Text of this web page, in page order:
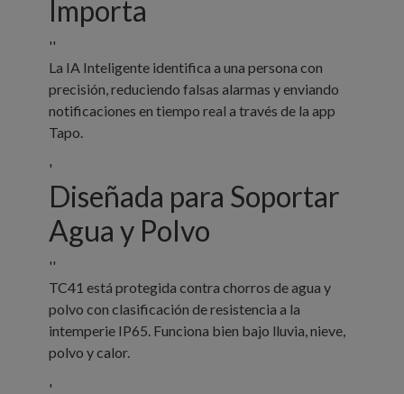
Importa
''
La IA Inteligente identifica a una persona con
precisión, reduciendo falsas alarmas y enviando
notificaciones en tiempo real a través de la app
Tapo.
'
Diseñada para Soportar
Agua y Polvo
''
TC41 está protegida contra chorros de agua y
polvo con clasificación de resistencia a la
intemperie IP65. Funciona bien bajo lluvia, nieve,
polvo y calor.
'